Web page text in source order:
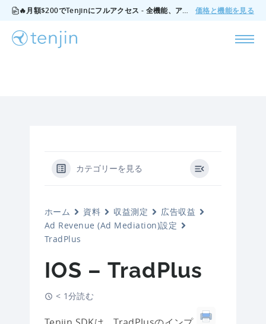
🔥月額$200でTenjinにフルアクセス - 全機能、アドオンなし、いつでもキャンセル可能。 価格と機能を見る
カテゴリーを見る
ホーム 資料 収益測定
広告収益
Ad Revenue (Ad Mediation)設定
TradPlus
IOS – TradPlus
< 1分読む